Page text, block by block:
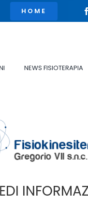
HOME
NEWS FISIOTERAPIA